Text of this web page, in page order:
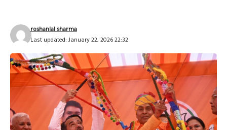
Last updated: January 22, 2026 22:32
roshanlal sharma